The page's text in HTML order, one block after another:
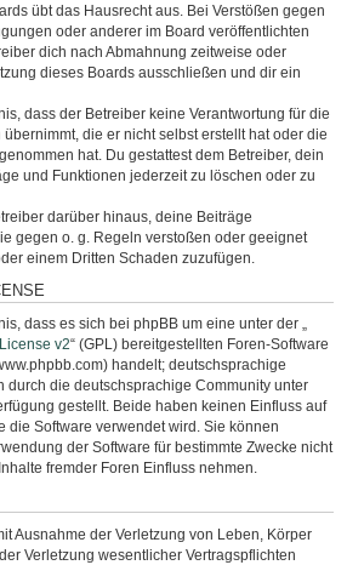
übt das Hausrecht aus. Bei Verstößen gegen
oder anderer im Board veröffentlichten
dich nach Abmahnung zeitweise oder
dieses Boards ausschließen und dir ein
dass der Betreiber keine Verantwortung für die
übernimmt, die er nicht selbst erstellt hat oder die
hat. Du gestattest dem Betreiber, dein
und Funktionen jederzeit zu löschen oder zu
darüber hinaus, deine Beiträge
gegen o. g. Regeln verstoßen oder geeignet
einem Dritten Schaden zuzufügen.
dass es sich bei phpBB um eine unter der „
v2“ (GPL) bereitgestellten Foren-Software
handelt; deutschsprachige
durch die deutschsprachige Community unter
gestellt. Beide haben keinen Einfluss auf
die Software verwendet wird. Sie können
der Software für bestimmte Zwecke nicht
fremder Foren Einfluss nehmen.
Ausnahme der Verletzung von Leben, Körper
Verletzung wesentlicher Vertragspflichten